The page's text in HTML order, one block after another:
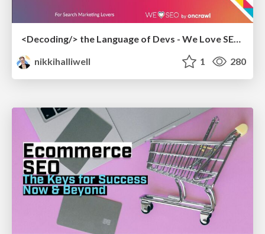
<Decoding/> the Language of Devs - We Love SEO 2024
nikkihalliwell
1 280